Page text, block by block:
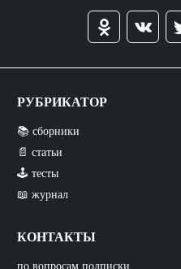
РУБРИКАТОР
📚 сборники
📄 статьи
🕹️ тесты
📖 журнал
КОНТАКТЫ
по вопросам подписки